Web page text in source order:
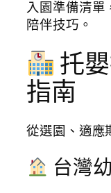
入園準備清單
陪伴技巧。
托
指南
從選園、適應
台灣